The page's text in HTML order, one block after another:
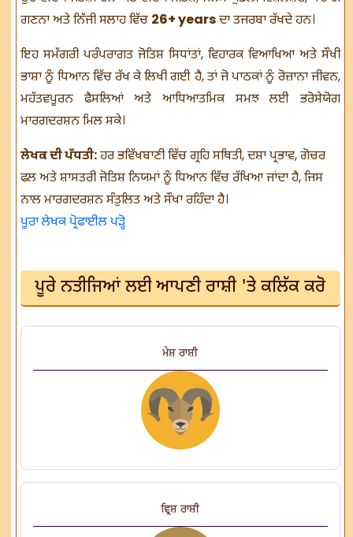
ਗਣਨਾ ਅਤੇ ਨਿੱਜੀ ਸਲਾਹ ਵਿੱਚ 26+ yearsਦਾ ਤਜਰਬਾ ਰੱਖਦੇ ਹਨ।
ਇਹ ਸਮੱਗਰੀ ਪਰੰਪਰਾਗਤ ਜੋਤਿਸ਼ ਸਿਧਾਂਤਾਂ, ਵਿਹਾਰਕ ਵਿਆਖਿਆ ਅਤੇ ਸੌਖੀ
ਭਾਸ਼ਾ ਨੂੰ ਧਿਆਨ ਵਿੱਚ ਰੱਖ ਕੇ ਲਿਖੀ ਗਈ ਹੈ, ਤਾਂ ਜੋ ਪਾਠਕਾਂ ਨੂੰ ਰੋਜ਼ਾਨਾ ਜੀਵਨ,
ਮਹੱਤਵਪੂਰਨ ਫੈਸਲਿਆਂ ਅਤੇ ਆਧਿਆਤਮਿਕ ਸਮਝ ਲਈ ਭਰੋਸੇਯੋਗ
ਮਾਰਗਦਰਸ਼ਨ ਮਿਲ ਸਕੇ।
ਲੇਖਕ ਦੀ ਪੱਧਤੀ:ਹਰ ਭਵਿੱਖਬਾਣੀ ਵਿੱਚ ਗ੍ਰਹਿ ਸਥਿਤੀ, ਦਸ਼ਾ ਪ੍ਰਭਾਵ, ਗੋਚਰ
ਫਲ ਅਤੇ ਸ਼ਾਸਤਰੀ ਜੋਤਿਸ਼ ਨਿਯਮਾਂ ਨੂੰ ਧਿਆਨ ਵਿੱਚ ਰੱਖਿਆ ਜਾਂਦਾ ਹੈ, ਜਿਸ
ਨਾਲ ਮਾਰਗਦਰਸ਼ਨ ਸੰਤੁਲਿਤ ਅਤੇ ਸੌਖਾ ਰਹਿੰਦਾ ਹੈ।
ਪੂਰਾ ਲੇਖਕ ਪ੍ਰੋਫਾਈਲ ਪੜ੍ਹੋ
ਪੂਰੇ ਨਤੀਜਿਆਂ ਲਈ ਆਪਣੀ ਰਾਸ਼ੀ 'ਤੇ ਕਲਿੱਕ ਕਰੋ
ਮੇਸ਼ ਰਾਸ਼ੀ
ਵ੍ਰਿਸ਼ ਰਾਸ਼ੀ